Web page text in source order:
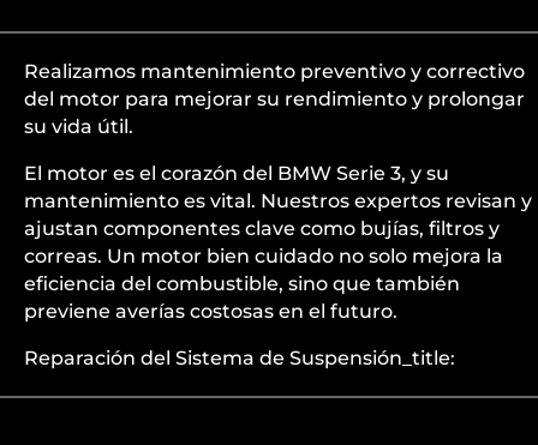
Realizamos mantenimiento preventivo y correctivo
del motor para mejorar su rendimiento y prolongar
su vida útil.
El motor es el corazón del BMW Serie 3, y su
mantenimiento es vital. Nuestros expertos revisan y
ajustan componentes clave como bujías, filtros y
correas. Un motor bien cuidado no solo mejora la
eficiencia del combustible, sino que también
previene averías costosas en el futuro.
Reparación del Sistema de Suspensión_title: